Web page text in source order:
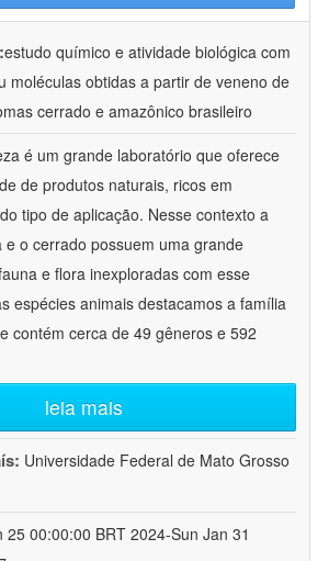
estudo químico e atividade biológica com
moléculas obtidas a partir de veneno de
cerrado e amazônico brasileiro
é um grande laboratório que oferece
de produtos naturais, ricos em
tipo de aplicação. Nesse contexto a
e o cerrado possuem uma grande
e flora inexploradas com esse
espécies animais destacamos a família
contém cerca de 49 gêneros e 592
leia mais
Universidade Federal de Mato Grosso
25 00:00:00 BRT 2024-Sun Jan 31